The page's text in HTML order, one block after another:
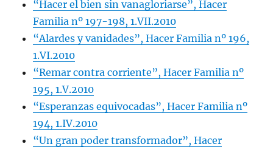
“Hacer el bien sin vanagloriarse”, Hacer
Familia nº 197-198, 1.VII.2010
“Alardes y vanidades”, Hacer Familia nº 196,
1.VI.2010
“Remar contra corriente”, Hacer Familia nº
195, 1.V.2010
“Esperanzas equivocadas”, Hacer Familia nº
194, 1.IV.2010
“Un gran poder transformador”, Hacer